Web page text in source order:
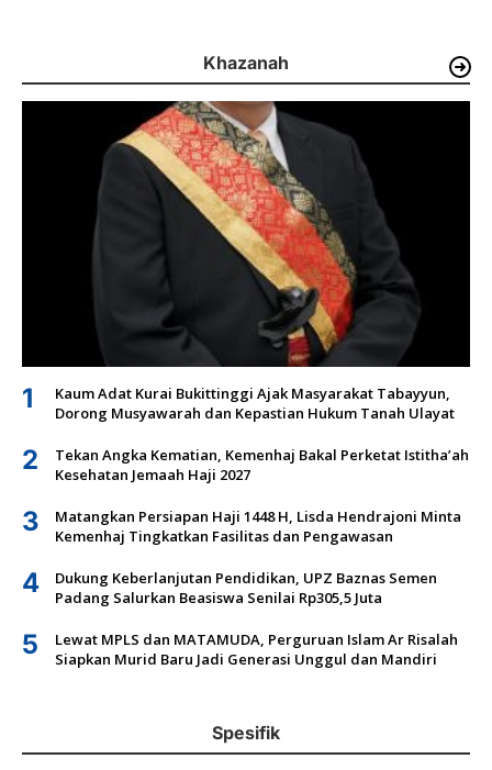
Khazanah
1
Kaum Adat Kurai Bukittinggi Ajak Masyarakat Tabayyun,
Dorong Musyawarah dan Kepastian Hukum Tanah Ulayat
2
Tekan Angka Kematian, Kemenhaj Bakal Perketat Istitha’ah
Kesehatan Jemaah Haji 2027
3
Matangkan Persiapan Haji 1448 H, Lisda Hendrajoni Minta
Kemenhaj Tingkatkan Fasilitas dan Pengawasan
4
Dukung Keberlanjutan Pendidikan, UPZ Baznas Semen
Padang Salurkan Beasiswa Senilai Rp305,5 Juta
5
Lewat MPLS dan MATAMUDA, Perguruan Islam Ar Risalah
Siapkan Murid Baru Jadi Generasi Unggul dan Mandiri
Spesifik